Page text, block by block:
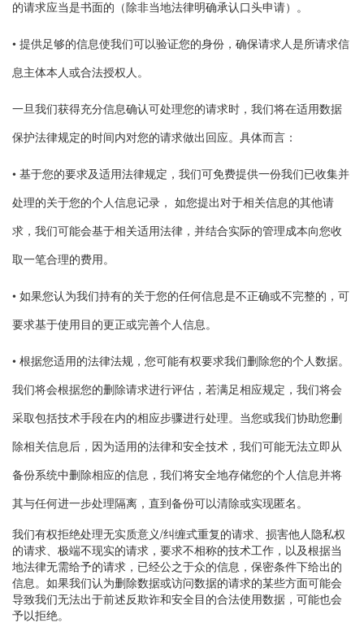
的请求应当是书面的（除非当地法律明确承认口头申请）。
• 提供足够的信息使我们可以验证您的身份，确保请求人是所请求信
息主体本人或合法授权人。
一旦我们获得充分信息确认可处理您的请求时，我们将在适用数据
保护法律规定的时间内对您的请求做出回应。具体而言：
• 基于您的要求及适用法律规定，我们可免费提供一份我们已收集并
处理的关于您的个人信息记录， 如您提出对于相关信息的其他请
求，我们可能会基于相关适用法律，并结合实际的管理成本向您收
取一笔合理的费用。
• 如果您认为我们持有的关于您的任何信息是不正确或不完整的，可
要求基于使用目的更正或完善个人信息。
• 根据您适用的法律法规，您可能有权要求我们删除您的个人数据。
我们将会根据您的删除请求进行评估，若满足相应规定，我们将会
采取包括技术手段在内的相应步骤进行处理。当您或我们协助您删
除相关信息后，因为适用的法律和安全技术，我们可能无法立即从
备份系统中删除相应的信息，我们将安全地存储您的个人信息并将
其与任何进一步处理隔离，直到备份可以清除或实现匿名。
我们有权拒绝处理无实质意义/纠缠式重复的请求、损害他人隐私权
的请求、极端不现实的请求，要求不相称的技术工作，以及根据当
地法律无需给予的请求，已经公之于众的信息，保密条件下给出的
信息。如果我们认为删除数据或访问数据的请求的某些方面可能会
导致我们无法出于前述反欺诈和安全目的合法使用数据，可能也会
予以拒绝。